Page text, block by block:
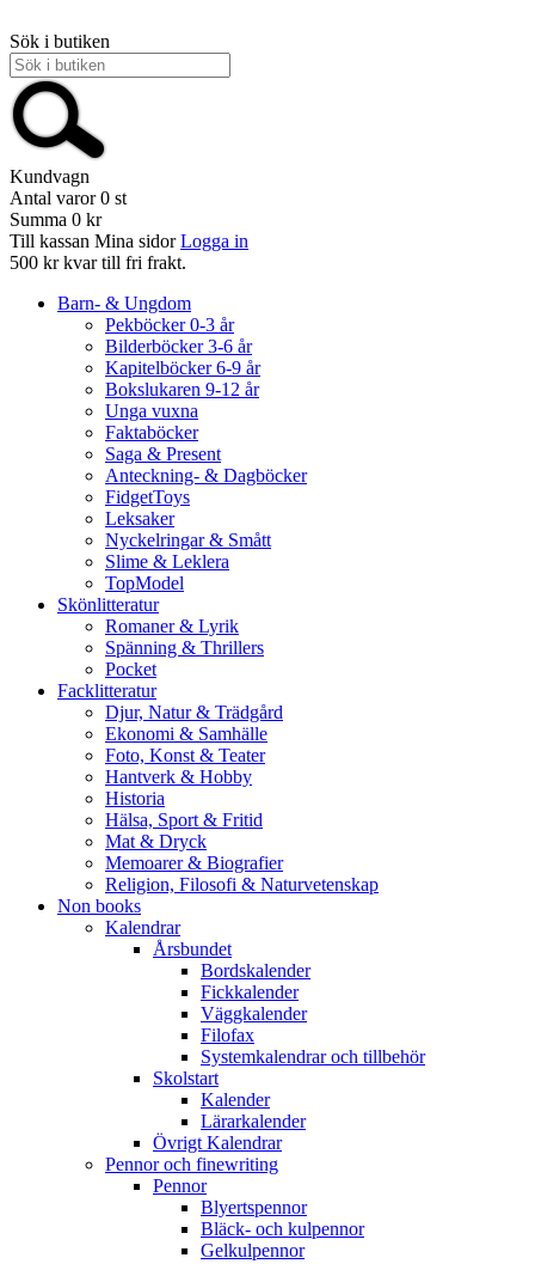
Sök i butiken
Kundvagn
Antal varor 0 st
Summa 0 kr
Till kassan Mina sidor Logga in
500 kr kvar till fri frakt.
Barn- & Ungdom
Pekböcker 0-3 år
Bilderböcker 3-6 år
Kapitelböcker 6-9 år
Bokslukaren 9-12 år
Unga vuxna
Faktaböcker
Saga & Present
Anteckning- & Dagböcker
FidgetToys
Leksaker
Nyckelringar & Smått
Slime & Leklera
TopModel
Skönlitteratur
Romaner & Lyrik
Spänning & Thrillers
Pocket
Facklitteratur
Djur, Natur & Trädgård
Ekonomi & Samhälle
Foto, Konst & Teater
Hantverk & Hobby
Historia
Hälsa, Sport & Fritid
Mat & Dryck
Memoarer & Biografier
Religion, Filosofi & Naturvetenskap
Non books
Kalendrar
Årsbundet
Bordskalender
Fickkalender
Väggkalender
Filofax
Systemkalendrar och tillbehör
Skolstart
Kalender
Lärarkalender
Övrigt Kalendrar
Pennor och finewriting
Pennor
Blyertspennor
Bläck- och kulpennor
Gelkulpennor